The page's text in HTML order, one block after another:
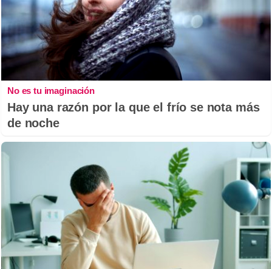
No es tu imaginación
Hay una razón por la que el frío se nota más
de noche